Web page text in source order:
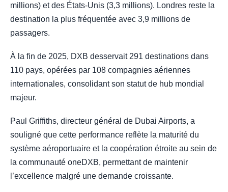
millions) et des États-Unis (3,3 millions). Londres reste la
destination la plus fréquentée avec 3,9 millions de
passagers.
À la fin de 2025, DXB desservait 291 destinations dans
110 pays, opérées par 108 compagnies aériennes
internationales, consolidant son statut de hub mondial
majeur.
Paul Griffiths, directeur général de Dubai Airports, a
souligné que cette performance reflète la maturité du
système aéroportuaire et la coopération étroite au sein de
la communauté oneDXB, permettant de maintenir
l’excellence malgré une demande croissante.